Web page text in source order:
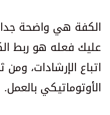
الكفة هي واضحة
عليك فعله هو ربط
اتباع الإرشادات،
الأوتوماتيكي بالعمل.